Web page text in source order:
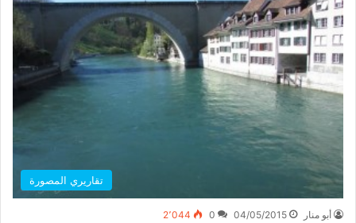
تقاريري المصورة
أبو منار 04/05/2015
0 2٬044